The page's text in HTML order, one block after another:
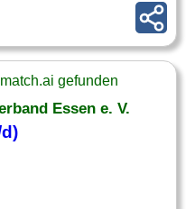
gefunden
Essen e. V.